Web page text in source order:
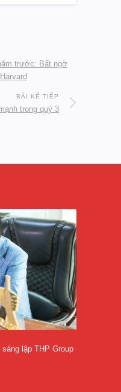
trước: Bất ngờ
BÀI KẾ TIẾP
trong quý 3
lập THP Group